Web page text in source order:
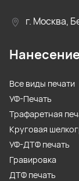
г. Москва,
Все виды печати
УФ-Печать
Трафаретная
Круговая
УФ-ДТФ печать
Гравировка
ДТФ печать